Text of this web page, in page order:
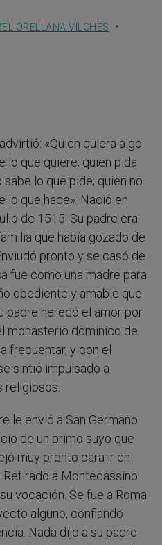
ORELLANA VILCHES
«Quien quiera algo
lo que quiere; quien pida
lo que pide; quien no
lo que hace». Nació en
de 1515. Su padre era
que había gozado de
pronto y se casó de
fue como una madre para
obediente y amable que
padre heredó el amor por
monasterio dominico de
frecuentar, y con el
sintió impulsado a
religiosos.
le envió a San Germano
de un primo suyo que
muy pronto para ir en
a Montecassino
vocación. Se fue a Roma
alguno, confiando
Nada dijo a su padre